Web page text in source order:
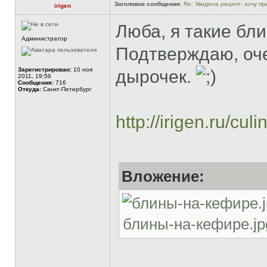
irigen Заголовок сообщения: Re: Увидела рецепт- хочу
Администратор
Зарегистрирован: 10 ноя
2011, 19:56
Сообщения: 716
Откуда: Санкт-Петербург
Люба, я такие
Подтверждаю,
дырочек.
http://irigen.ru/
Вложение:
блины-на-